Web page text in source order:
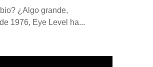
¿Algo grande,
1976, Eye Level ha...